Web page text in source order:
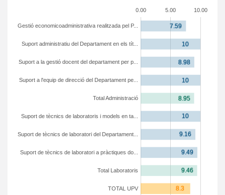
0.00 5.00 10.00
TOTAL UPV
Total Laboratoris
Suport de tècnics de laboratori a pràctiques do...
Suport de tècnics de laboratori del Departament...
Suport de tècnics de laboratoris i models en ta...
Total Administració
Suport a l'equip de direcció del Departament pe...
Suport a la gestió docent del departament per p...
Suport administratiu del Departament en els tít...
Gestió economicoadministrativa realitzada pel P...